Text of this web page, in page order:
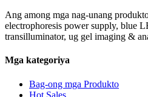
Ang among mga nag-unang
electrophoresis power supply, blue
transilluminator, ug gel imaging &
Mga kategoriya
Bag-ong mga Produkto
Hot Sales